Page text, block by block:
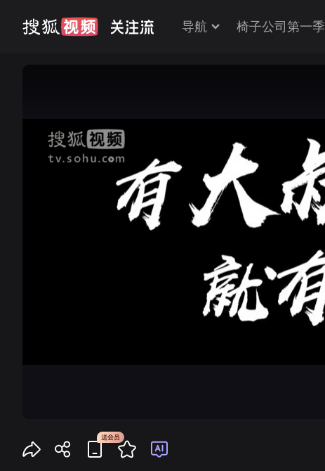
导航 椅子公司第一季